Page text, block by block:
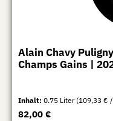
Alain Chavy
Champs Gains |
Inhalt:0.75 Liter (109,33 €
Regulärer Preis:
82,00 €